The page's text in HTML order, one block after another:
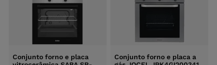
Conjunto forno e placa
Conjunto forno e placa a